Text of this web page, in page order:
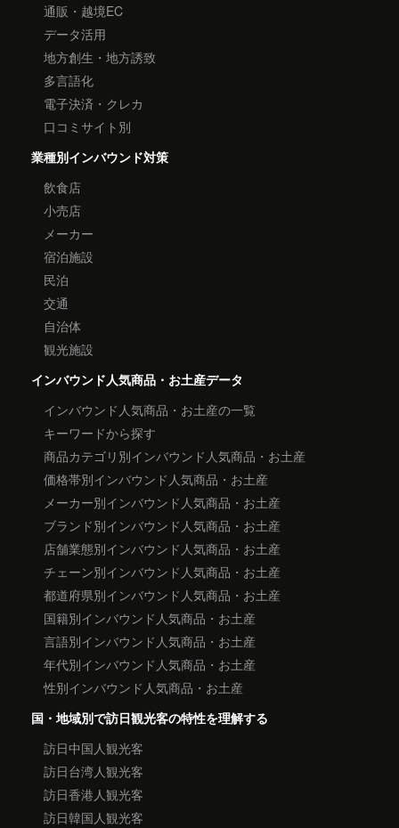
通販・越境EC
データ活用
地方創生・地方誘致
多言語化
電子決済・クレカ
口コミサイト別
業種別インバウンド対策
飲食店
小売店
メーカー
宿泊施設
民泊
交通
自治体
観光施設
インバウンド人気商品・お土産データ
インバウンド人気商品・お土産の一覧
キーワードから探す
商品カテゴリ別インバウンド人気商品・お土産
価格帯別インバウンド人気商品・お土産
メーカー別インバウンド人気商品・お土産
ブランド別インバウンド人気商品・お土産
店舗業態別インバウンド人気商品・お土産
チェーン別インバウンド人気商品・お土産
都道府県別インバウンド人気商品・お土産
国籍別インバウンド人気商品・お土産
言語別インバウンド人気商品・お土産
年代別インバウンド人気商品・お土産
性別インバウンド人気商品・お土産
国・地域別で訪日観光客の特性を理解する
訪日中国人観光客
訪日台湾人観光客
訪日香港人観光客
訪日韓国人観光客